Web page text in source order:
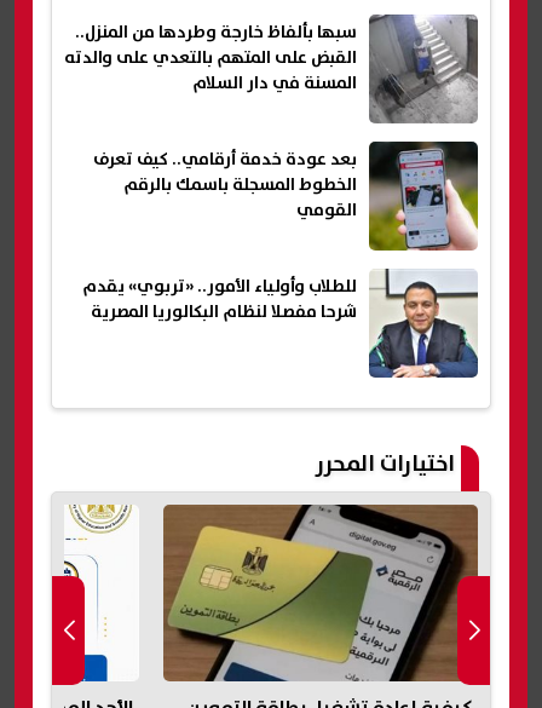
سبها بألفاظ خارجة وطردها من المنزل..
القبض على المتهم بالتعدي على والدته
المسنة في دار السلام
بعد عودة خدمة أرقامي.. كيف تعرف
الخطوط المسجلة باسمك بالرقم
القومي
للطلاب وأولياء الأمور.. «تربوي» يقدم
شرحا مفصلا لنظام البكالوريا المصرية
اختيارات المحرر